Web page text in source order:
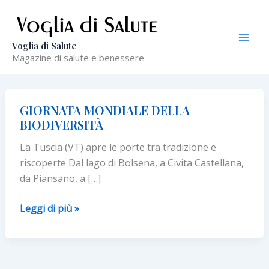
contenuto
Voglia di Salute
Magazine di salute e benessere
GIORNATA MONDIALE DELLA
BIODIVERSITÀ
La Tuscia (VT) apre le porte tra tradizione e
riscoperte Dal lago di Bolsena, a Civita Castellana,
da Piansano, a […]
GIORNATA
Leggi di più »